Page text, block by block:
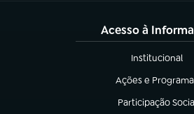
Acesso à
Institucional
(abre em nova
Ações e
(abre em nova
Participação
(abre em nova